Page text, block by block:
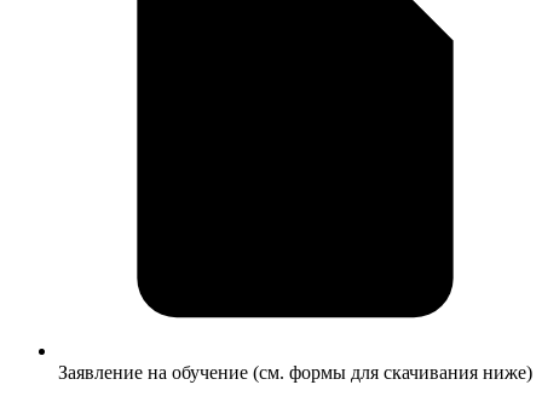
Заявление на обучение (см. формы для скачивания ниже)